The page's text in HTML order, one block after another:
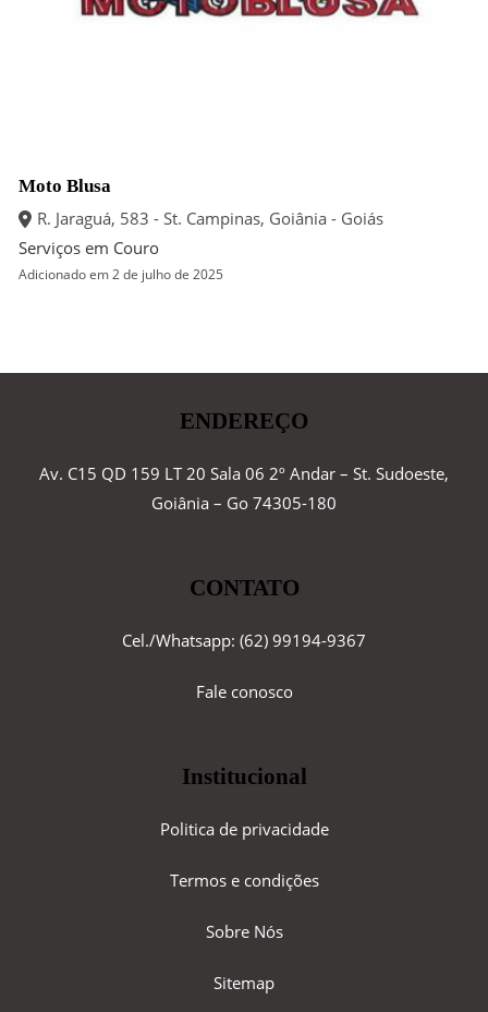
Moto Blusa
R. Jaraguá, 583 - St. Campinas, Goiânia - Goiás
Serviços em Couro
Adicionado em 2 de julho de 2025
ENDEREÇO
Av. C15 QD 159 LT 20 Sala 06 2º Andar – St. Sudoeste,
Goiânia – Go 74305-180
CONTATO
Cel./Whatsapp: (62) 99194-9367
Fale conosco
Institucional
Politica de privacidade
Termos e condições
Sobre Nós
Sitemap